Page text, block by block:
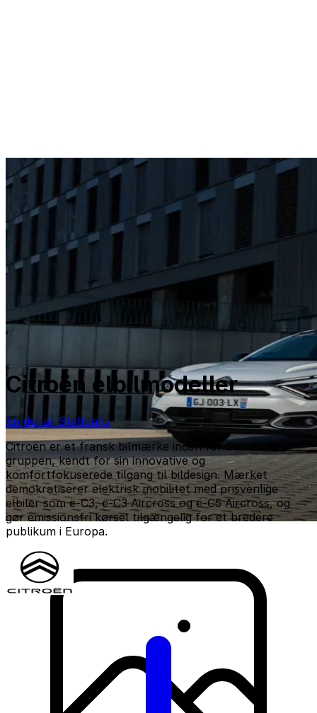
Citroën elbilmodeller
En del af Stellantis
Citroën er et fransk bilmærke inden for Stellantis-
gruppen, kendt for sin innovative og
komfortfokuserede tilgang til bildesign. Mærket
demokratiserer elektrisk mobilitet med prisvenlige
elbiler som ë-C3, ë-C3 Aircross og ë-C5 Aircross, og
gør emissionsfri kørsel tilgængelig for et bredere
publikum i Europa.